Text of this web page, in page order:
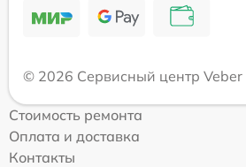
© 2026 Сервисный центр Veber
Стоимость ремонта
Оплата и доставка
Контакты